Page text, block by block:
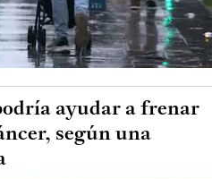
ayudar a frenar
según una